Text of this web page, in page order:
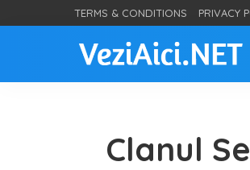
TERMS & CONDITIONS PRIVACY
Clanul